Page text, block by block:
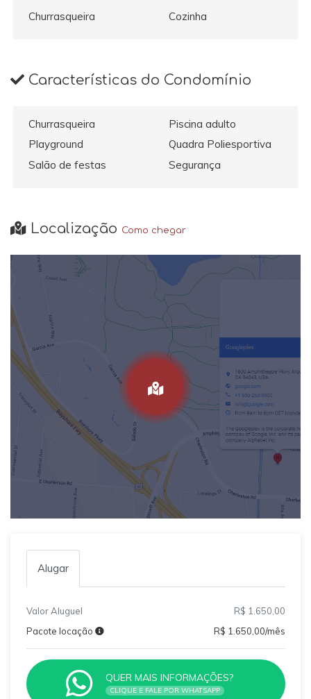
Churrasqueira Cozinha
Características do Condomínio
Churrasqueira
Piscina adulto
Playground
Quadra Poliesportiva
Salão de festas
Segurança
Localização Como chegar
Alugar
Valor Aluguel
R$ 1.650,00
Pacote locação
R$ 1.650,00/mês
QUER MAIS INFORMAÇÕES?
CLIQUE E FALE POR WHATSAPP